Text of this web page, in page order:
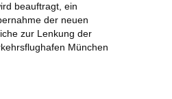
beauftragt, ein
der neuen
zur Lenkung der
München